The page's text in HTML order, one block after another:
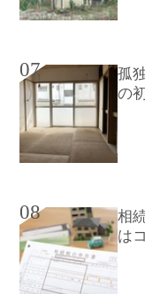
07
孤
の
08
相
は